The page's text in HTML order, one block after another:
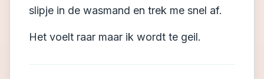
slipje in de wasmand en trek me snel af.
Het voelt raar maar ik wordt te geil.